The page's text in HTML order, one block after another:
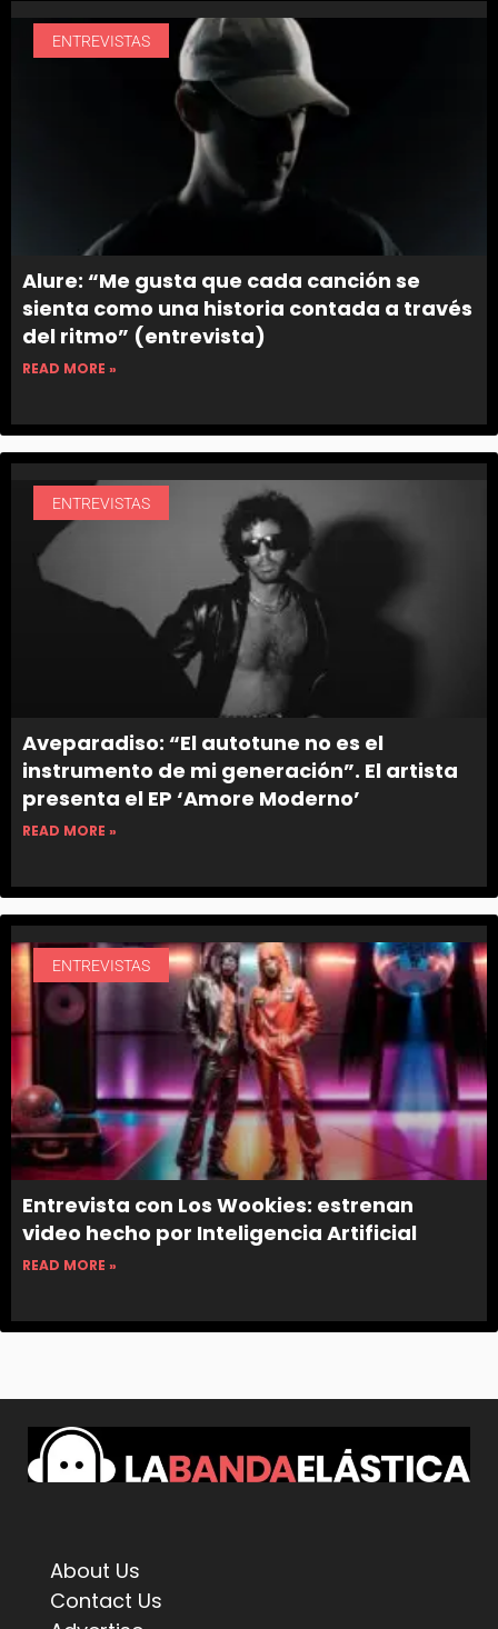
ENTREVISTAS
Alure: “Me gusta que cada canción se
sienta como una historia contada a través
del ritmo” (entrevista)
READ MORE »
ENTREVISTAS
Aveparadiso: “El autotune no es el
instrumento de mi generación”. El artista
presenta el EP ‘Amore Moderno’
READ MORE »
ENTREVISTAS
Entrevista con Los Wookies: estrenan
video hecho por Inteligencia Artificial
READ MORE »
About Us
Contact Us